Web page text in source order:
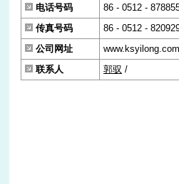
电话号码
86 - 0512 -
传真号码
86 - 0512 -
公司网址
www.ksyilong.com
联系人
郭驭 /